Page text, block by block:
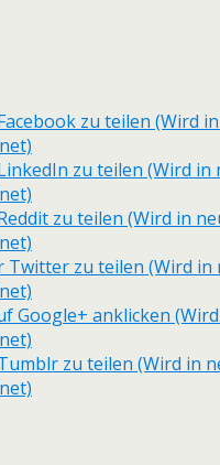
zu teilen (Wird
zu teilen (Wird in
zu teilen (Wird in
Twitter zu teilen (Wird in
Google+ anklicken
zu teilen (Wird in